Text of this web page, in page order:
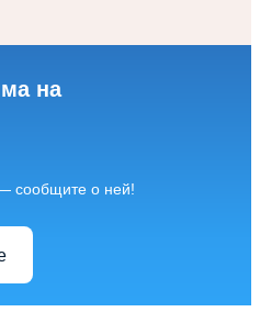
на
сообщите о ней!